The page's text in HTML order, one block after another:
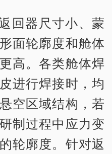
回器尺寸小、蒙
面轮廓度和舱体
高。各类舱体焊
进行焊接时，均
空区域结构，若
制过程中应力变
轮廓度。针对返